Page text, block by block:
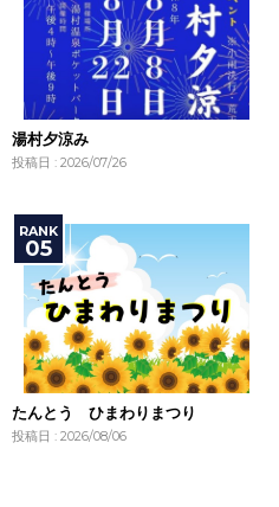
湯村夕涼み
投稿日 : 2026/07/26
たんとう ひまわりまつり
投稿日 : 2026/08/06